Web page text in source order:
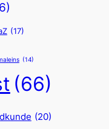
(17)
(14)
(66)
(20)